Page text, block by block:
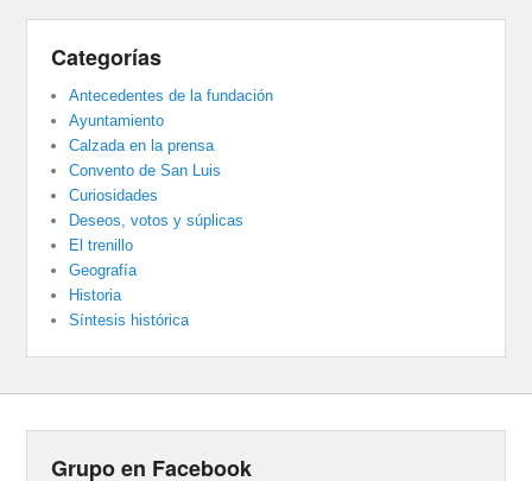
Categorías
Antecedentes de la fundación
Ayuntamiento
Calzada en la prensa
Convento de San Luis
Curiosidades
Deseos, votos y súplicas
El trenillo
Geografía
Historia
Síntesis histórica
Grupo en Facebook